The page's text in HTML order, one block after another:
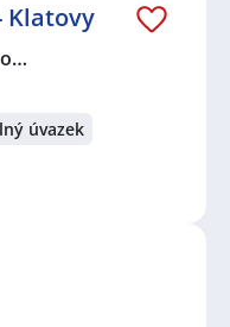
Klatovy
úvazek